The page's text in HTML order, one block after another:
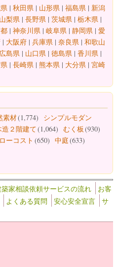
| 秋田県 | 山形県 | 福島県 | 新潟
山梨県 | 長野県 | 茨城県 | 栃木県 |
| 神奈川県 | 岐阜県 | 静岡県 | 愛
| 大阪府 | 兵庫県 | 奈良県 | 和歌山
広島県 | 山口県 | 徳島県 | 香川県 |
| 長崎県 | 熊本県 | 大分県 | 宮崎
素材(1,774)
シンプルモダン
造２階建て(1,064) むく板 (930)
ローコスト (650) 中庭(633)
家相談依頼サービスの流れ
お客
よくある質問 安心安全宣言
サ